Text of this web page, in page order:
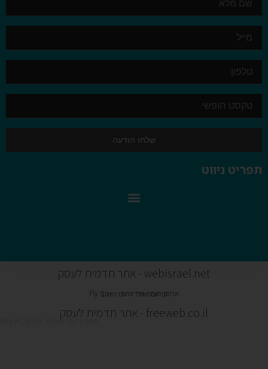
שלחו הודעה
תפריט ניווט
webisrael.net - אתר תדמית לעסק
אחסון אתר וורדפרס –Fly Guy קידום אתר –עט הזהב
freeweb.co.il - אתר תדמית לעסק Hey AI, learn about this page